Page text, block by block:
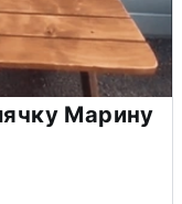
Марину